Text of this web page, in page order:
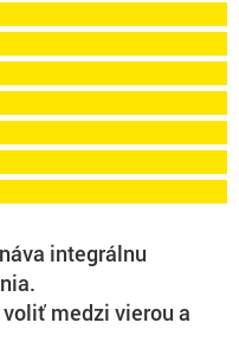
integrálnu
medzi vierou a